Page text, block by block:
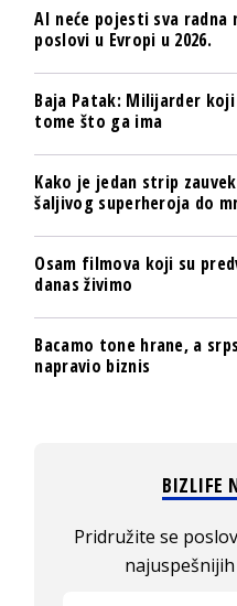
AI neće pojesti sva
poslovi u Evropi u 2026.
Baja Patak: Milijarder
tome što ga ima
Kako je jedan strip
šaljivog superheroja do
Osam filmova koji su
danas živimo
Bacamo tone hrane, a
napravio biznis
BIZLIFE
Pridružite se